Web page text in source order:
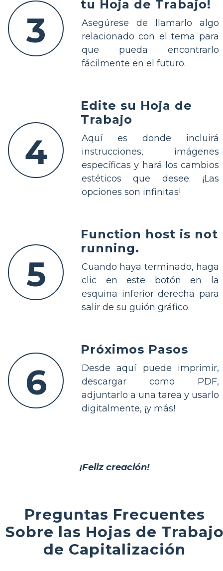
3
tu Hoja de Trabajo!
Asegúrese de llamarlo algo
relacionado con el tema para
que pueda encontrarlo
fácilmente en el futuro.
4
Edite su Hoja de
Trabajo
Aquí es donde incluirá
instrucciones, imágenes
específicas y hará los cambios
estéticos que desee. ¡Las
opciones son infinitas!
5
Function host is not
running.
Cuando haya terminado, haga
clic en este botón en la
esquina inferior derecha para
salir de su guión gráfico.
6
Próximos Pasos
Desde aquí puede imprimir,
descargar como PDF,
adjuntarlo a una tarea y usarlo
digitalmente, ¡y más!
¡Feliz creación!
Preguntas Frecuentes
Sobre las Hojas de
de Capitalización